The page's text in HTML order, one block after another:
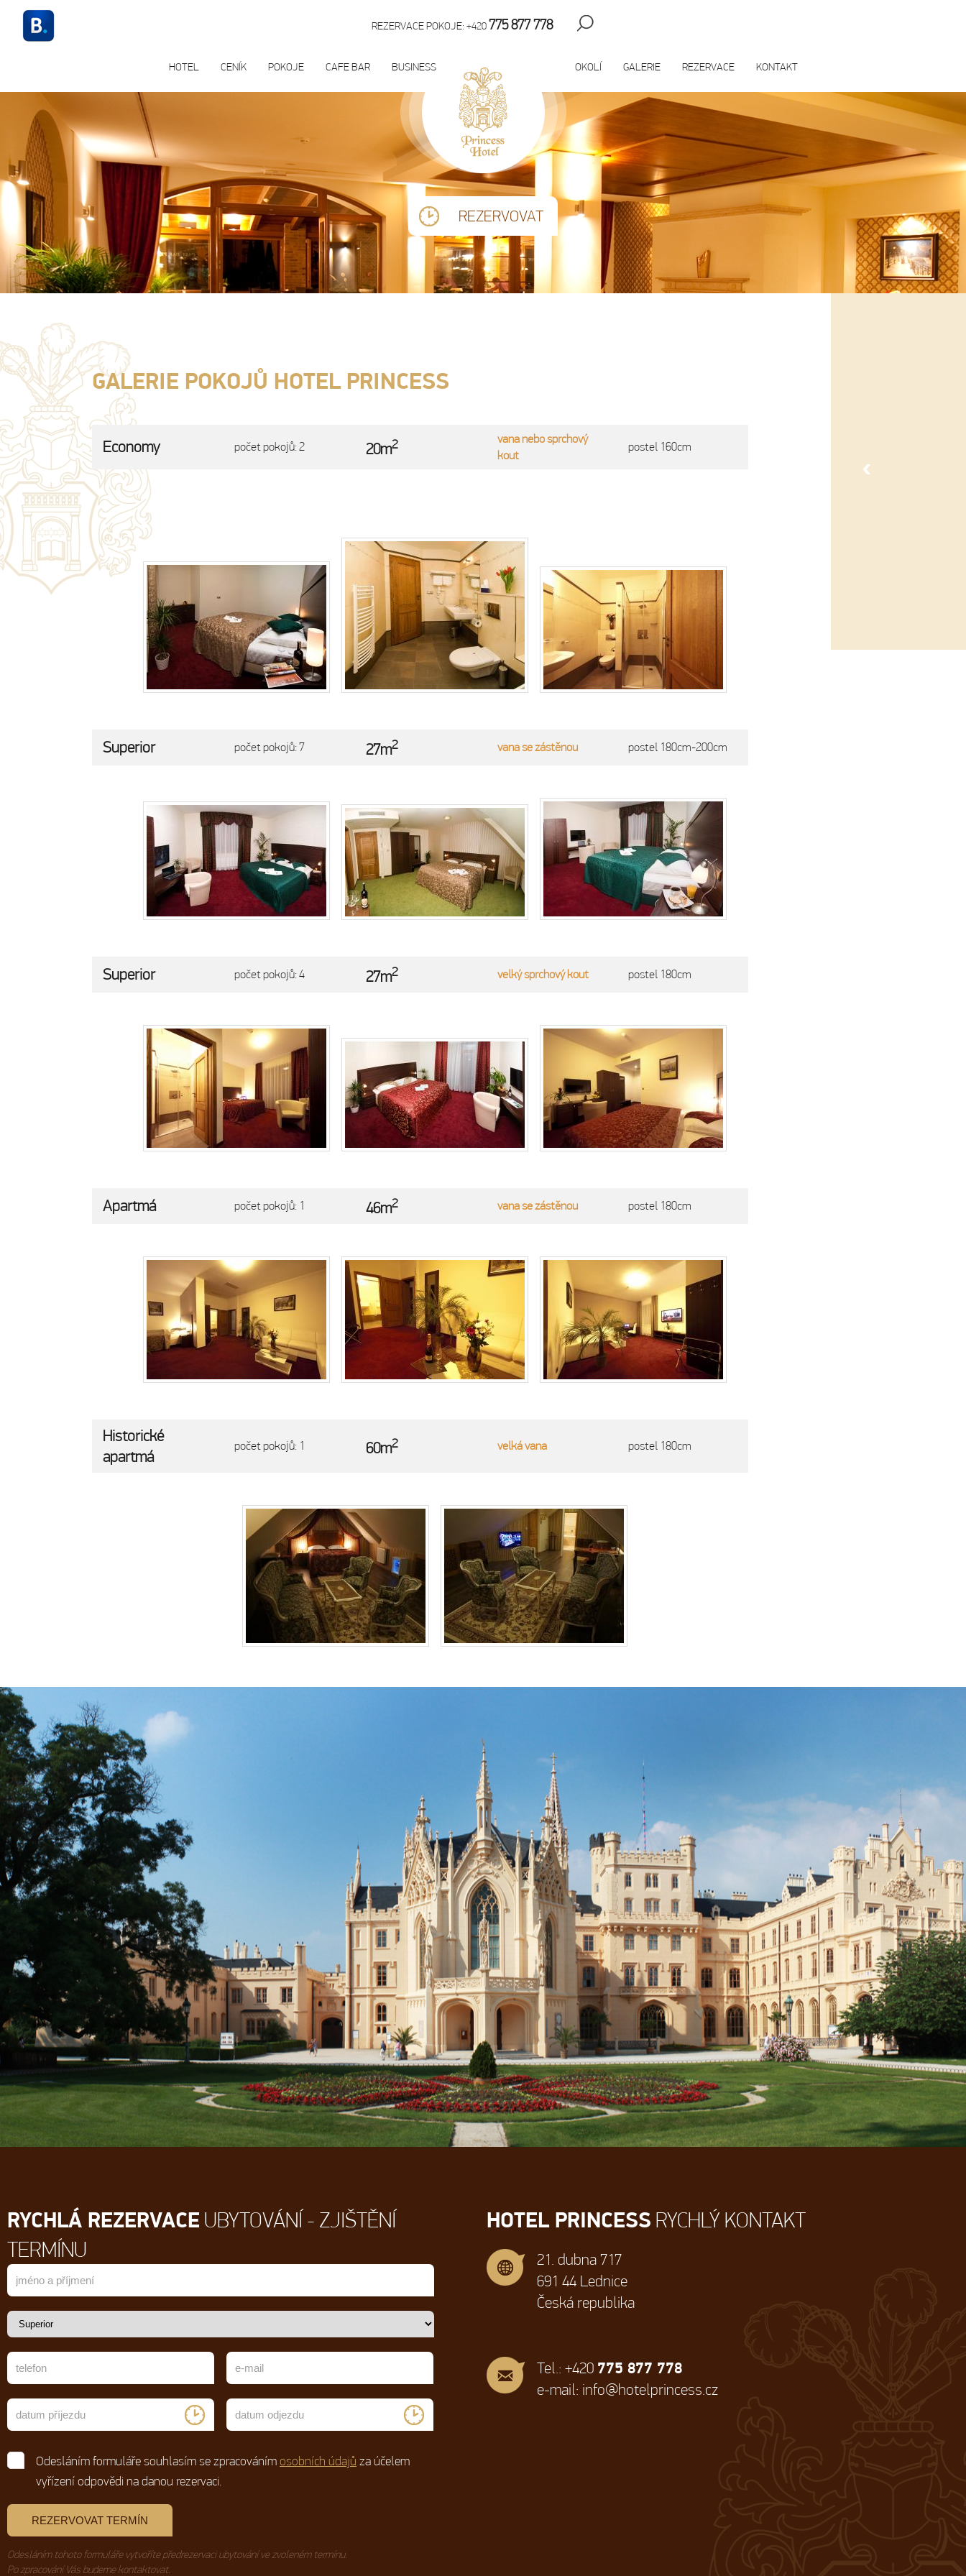
REZERVACE POKOJE: +420775 877 778
HOTEL CENÍK POKOJE CAFE BAR BUSINESS OKOLÍ GALERIE REZERVACE KONTAKT
REZERVOVAT
GALERIE POKOJŮ HOTEL PRINCESS
Economy počet pokojů: 2 20m2
vana nebo sprchový
kout
postel 160cm
Superior počet pokojů: 7 27m2 vana se zástěnou postel 180cm-200cm
Superior počet pokojů: 4 27m2 velký sprchový kout postel 180cm
Apartmá počet pokojů: 1 46m2 vana se zástěnou postel 180cm
Historické
apartmá
počet pokojů: 1 60m2 velká vana postel 180cm
RYCHLÁ REZERVACE UBYTOVÁNÍ - ZJIŠTĚNÍ
TERMÍNU
Odesláním formuláře souhlasím se zpracovánímosobních údajů za účelem
vyřízení odpovědi na danou rezervaci.
Odesláním tohoto formuláře vytvoříte předrezervaci ubytování ve zvoleném termínu.
Po zpracování Vás budeme kontaktovat.
HOTEL PRINCESS RYCHLÝ KONTAKT
21. dubna 717
691 44 Lednice
Česká republika
Tel.: +420 775 877 778
e-mail: info@hotelprincess.cz